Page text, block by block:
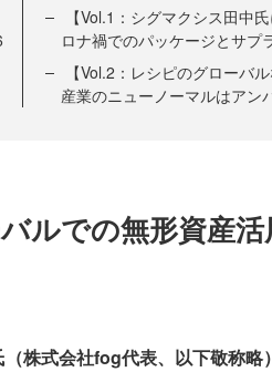
【Vol.1：シグマクシス田中
ロナ禍でのパッケージとサプ
【Vol.2：レシピのグローバ
産業のニューノーマルはアン
ルでの無形資産
株式会社fog代表、以下敬称略